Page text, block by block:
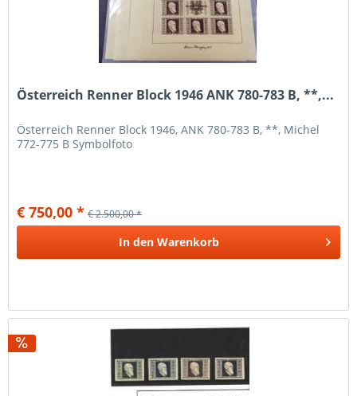
Österreich Renner Block 1946 ANK 780-783 B, **,...
Österreich Renner Block 1946, ANK 780-783 B, **, Michel
772-775 B Symbolfoto
€ 750,00 * € 2.500,00 *
In den Warenkorb